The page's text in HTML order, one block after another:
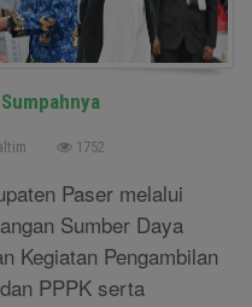
1752
Paser melalui
Sumber Daya
Kegiatan Pengambilan
PPPK serta